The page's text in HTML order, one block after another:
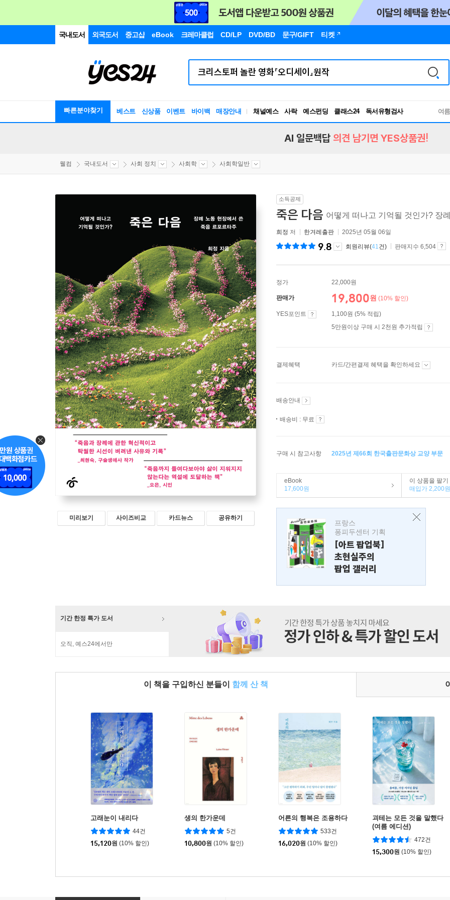
국내도서 외국도서 중고샵 eBook 크레마클럽 CD/LP DVD/BD 문구/GIFT 티켓
빠른분야찾기 베스트 신상품 이벤트 바이백 매장안내 채널예스 사락 예스펀딩 클래스24
RBTI Lab
독서유형검사
여
AI 일문백답 의견 남기면 YES상품권!
웰컴 국내도서 사회 정치 사회학 사회학일반
미리보기 사이즈비교 카드뉴스 공유하기
소득공제
죽은 다음 어떻게 떠나고 기억될 것인가? 장
희정 저 한겨레출판 2025년 05월 06일
9.8 회원리뷰(41건) 판매지수 6,504
정가 22,000원
판매가 19,800원 (10% 할인)
YES포인트
1,100원 (5% 적립)
5만원이상 구매 시 2천원 추가적립
결제혜택 카드/간편결제 혜택을 확인하세요
배송안내
배송비 : 무료
구매 시 참고사항 2025년 제66회 한국출판문화상 교양 부문
eBook
17,600원
이 상품을 팔기
매입가 2,200원
프랑스
퐁피두센터 기획
[아트 팝업북]
초현실주의
팝업 갤러리
기간 한정 특가 도서
오직, 예스24에서만
이 책을 구입하신 분들이 함께 산 책
고래눈이 내리다
44건
15,120원 (10% 할인)
생의 한가운데
5건
10,800원 (10% 할인)
어른의 행복은 조용하다
533건
16,020원 (10% 할인)
괴테는 모든 것을 말했다
(여름 에디션)
472건
15,300원 (10% 할인)